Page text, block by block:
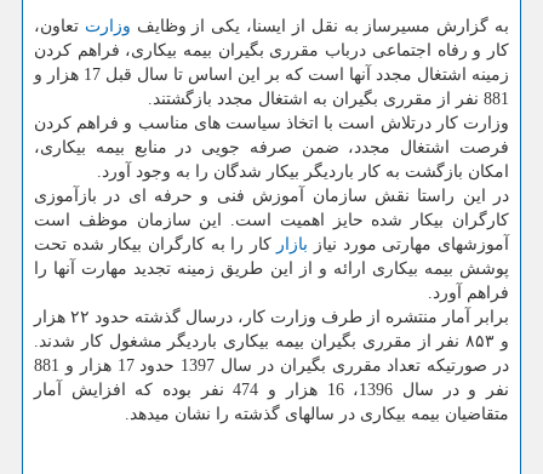
به گزارش مسیرساز به نقل از ایسنا، یکی از وظایف وزارت تعاون،
کار و رفاه اجتماعی درباب مقرری بگیران بیمه بیکاری، فراهم کردن
زمینه اشتغال مجدد آنها است که بر این اساس تا سال قبل 17 هزار و
881 نفر از مقرری بگیران به اشتغال مجدد بازگشتند.
وزارت کار درتلاش است با اتخاذ سیاست های مناسب و فراهم کردن
فرصت اشتغال مجدد، ضمن صرفه جویی در منابع بیمه بیکاری،
امکان بازگشت به کار باردیگر بیکار شدگان را به وجود آورد.
در این راستا نقش سازمان آموزش فنی و حرفه ای در بازآموزی
کارگران بیکار شده حایز اهمیت است. این سازمان موظف است
آموزشهای مهارتی مورد نیاز بازار کار را به کارگران بیکار شده تحت
پوشش بیمه بیکاری ارائه و از این طریق زمینه تجدید مهارت آنها را
فراهم آورد.
برابر آمار منتشره از طرف وزارت کار، درسال گذشته حدود ۲۲ هزار
و ۸۵۳ نفر از مقرری بگیران بیمه بیکاری باردیگر مشغول کار شدند.
در صورتیکه تعداد مقرری بگیران در سال 1397 حدود 17 هزار و 881
نفر و در سال 1396، 16 هزار و 474 نفر بوده که افزایش آمار
متقاضیان بیمه بیکاری در سالهای گذشته را نشان میدهد.